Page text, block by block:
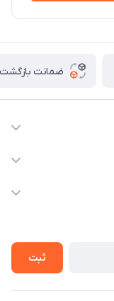
ضمانت بازگشت
ثبت